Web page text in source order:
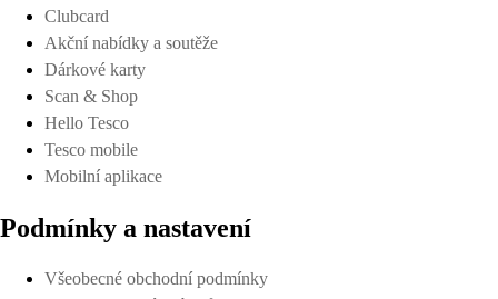
Clubcard
Akční nabídky a soutěže
Dárkové karty
Scan & Shop
Hello Tesco
Tesco mobile
Mobilní aplikace
Podmínky a nastavení
Všeobecné obchodní podmínky